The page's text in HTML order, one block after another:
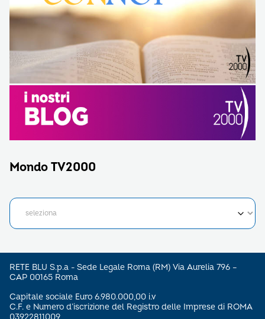
Mondo TV2000
RETE BLU S.p.a - Sede Legale Roma (RM) Via Aurelia 796 –
CAP 00165 Roma
Capitale sociale Euro 6.980.000,00 i.v
C.F. e Numero d’iscrizione del Registro delle Imprese di ROMA
03922811009